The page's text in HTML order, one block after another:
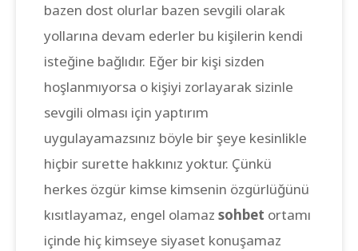
bazen dost olurlar bazen sevgili olarak
yollarına devam ederler bu kişilerin kendi
isteğine bağlıdır. Eğer bir kişi sizden
hoşlanmıyorsa o kişiyi zorlayarak sizinle
sevgili olması için yaptırım
uygulayamazsınız böyle bir şeye kesinlikle
hiçbir surette hakkınız yoktur. Çünkü
herkes özgür kimse kimsenin özgürlüğünü
kısıtlayamaz, engel olamaz sohbet ortamı
içinde hiç kimseye siyaset konuşamaz